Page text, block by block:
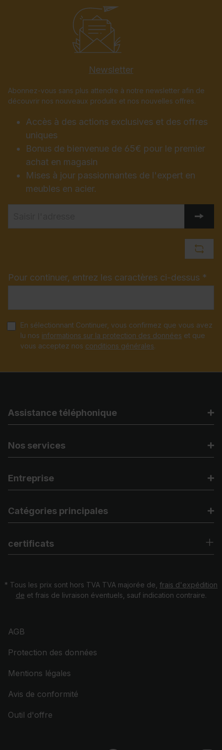
Newsletter
Abonnez-vous sans plus attendre à notre newsletter afin de
découvrir nos nouveaux produits et nos nouvelles offres.
Accès à des actions exclusives et des offres
uniques
Bonus de bienvenue de 65€ pour le premier
achat en magasin
Mises à jour passionnantes de l'expert en
meubles en acier.
Pour continuer, entrez les caractères ci-dessus *
En sélectionnant Continuer, vous confirmez que vous avez
lu nos informations sur la protection des données et que
vous acceptez nos conditions générales.
Assistance téléphonique
Nos services
Entreprise
Catégories principales
certificats
* Tous les prix sont hors TVA TVA majorée de, frais d'expédition
de et frais de livraison éventuels, sauf indication contraire.
AGB
Protection des données
Mentions légales
Avis de conformité
Outil d'offre